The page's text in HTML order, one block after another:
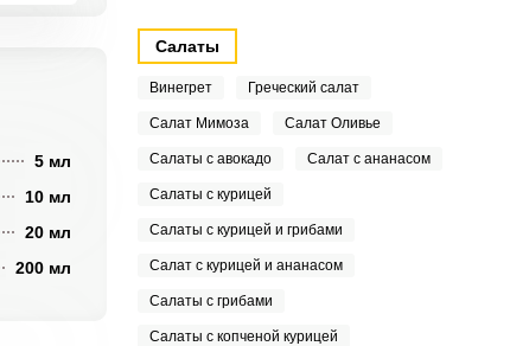
5 мл
10 мл
20 мл
200 мл
Салаты
Винегрет Греческий салат
Салат Мимоза Салат Оливье
Салаты с авокадо Салат с ананасом
Салаты с курицей
Салаты с курицей и грибами
Салат с курицей и ананасом
Салаты с грибами
Салаты с копченой курицей